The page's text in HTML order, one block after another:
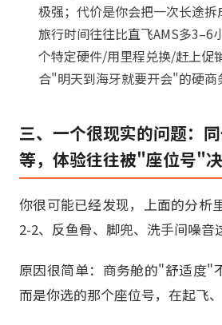
极强；代价是你会把一次长途
旅行时间往往比直飞AMS多3–6
个特定硬件/用里程兑换/赶上促
合"明天到海牙就要开会"的硬商
三、一个很现实的问题：
等，体验往往被"座位号"
你很可能已经发现，上面的分析
2-2、反鱼骨、脚兜、洗手间噪音
原因很简单：商务舱的"舒适度"
而是你选的那个座位号，在起飞、